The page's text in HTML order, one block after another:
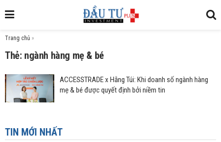
Trang chủ »
Thẻ: ngành hàng mẹ & bé
ACCESSTRADE x Hằng Túi: Khi doanh số ngành hàng
mẹ & bé được quyết định bởi niềm tin
TIN MỚI NHẤT